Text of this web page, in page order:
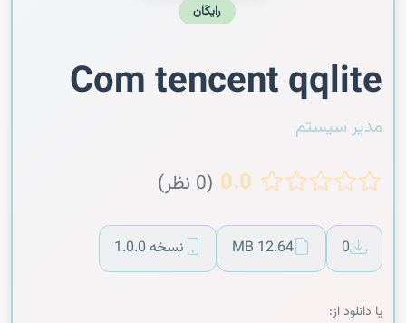
رایگان
Com tencent qqlite
مدیر سیستم
0.0 (0 نظر)
0
12.64 MB نسخه 1.0.0
یا دانلود از: